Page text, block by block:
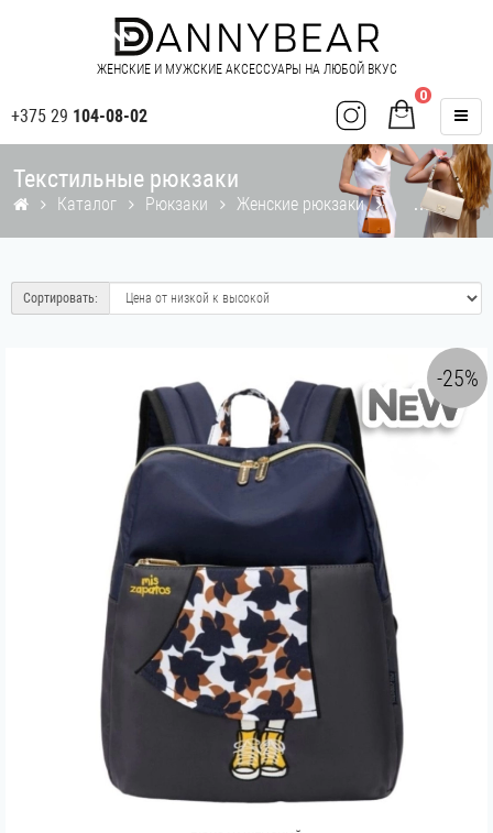
+375 29 104-08-02
ЖЕНСКИЕ И МУЖСКИЕ АКСЕССУАРЫ НА ЛЮБОЙ ВКУС
0
Текстильные рюкзаки
Каталог Рюкзаки Женские рюкзаки
Сортировать:
-25%